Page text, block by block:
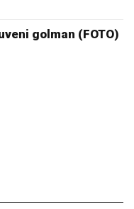
golman (FOTO)